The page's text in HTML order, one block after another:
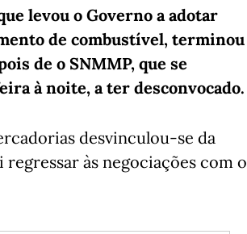
levou o Governo a adotar
de combustível, terminou
de o SNMMP, que se
à noite, a ter desconvocado.
desvinculou-se da
às negociações com o